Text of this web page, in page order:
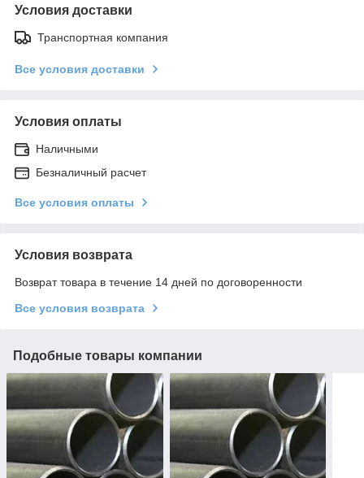
Условия доставки
Транспортная компания
Все условия доставки
Условия оплаты
Наличными
Безналичный расчет
Все условия оплаты
Условия возврата
Возврат товара в течение 14 дней по договоренности
Все условия возврата
Подобные товары компании